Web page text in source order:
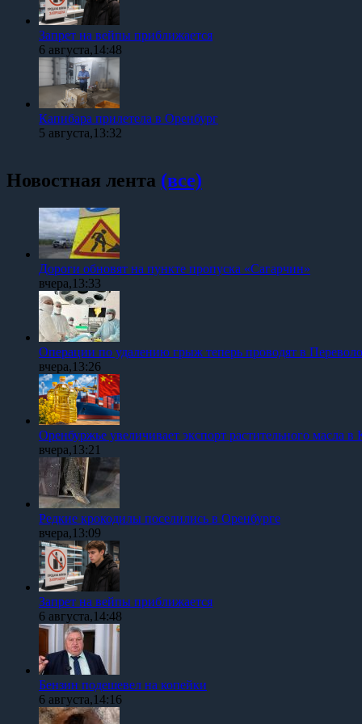
Запрет на вейпы приближается
6 августа,14:48
Капибара прилетела в Оренбург
5 августа,13:32
Новостная лента (все)
Дороги обновят на пункте пропуска «Сагарчин»
вчера,13:33
Операции по удалению грыж теперь проводят в
вчера,13:26
Оренбуржье увеличивает экспорт растительного масла в
вчера,13:21
Редкие крокодилы поселились в Оренбурге
вчера,13:09
Запрет на вейпы приближается
6 августа,14:48
Бензин подешевел на копейки
6 августа,14:16